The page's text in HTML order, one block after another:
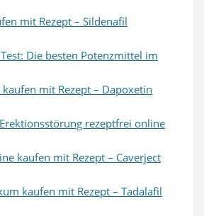
mit Rezept – Sildenafil
Die besten Potenzmittel im
mit Rezept – Dapoxetin
rezeptfrei online
kaufen mit Rezept – Caverject
kaufen mit Rezept – Tadalafil